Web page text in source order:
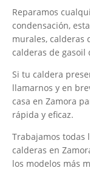
Reparamos
condensación,
murales, calderas
calderas de gasoil
Si tu caldera
llamarnos y en
casa en Zamora
rápida y eficaz.
Trabajamos todas
calderas en
los modelos más